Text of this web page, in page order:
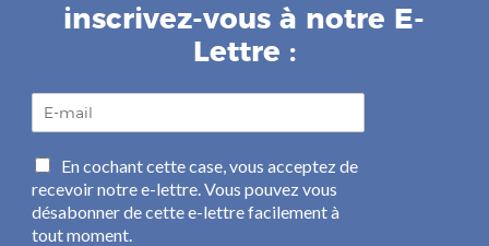
inscrivez-vous à notre E-
Lettre :
a
i
l
*
C
a
s
e
En cochant cette case, vous acceptez de
recevoir notre e-lettre. Vous pouvez vous
désabonner de cette e-lettre facilement à
tout moment.